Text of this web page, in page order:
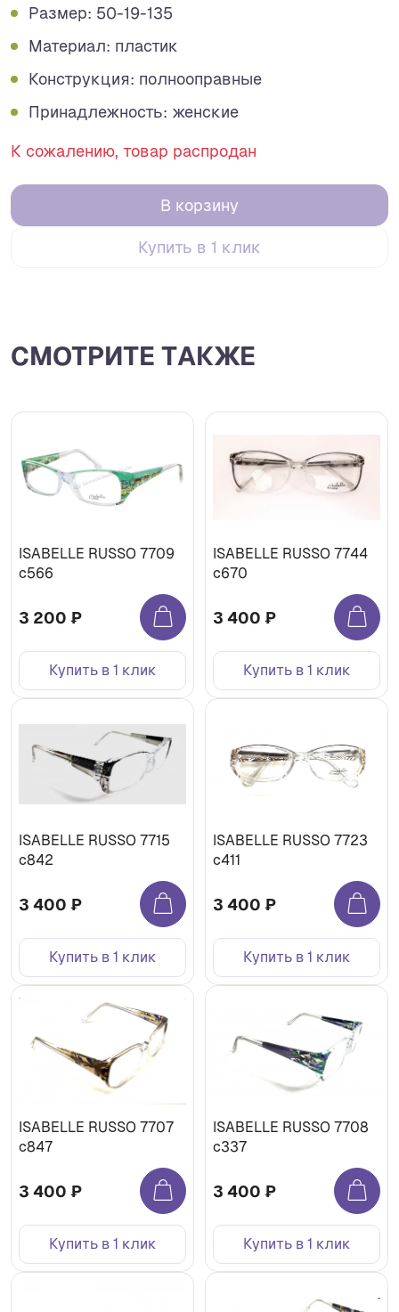
Размер: 50-19-135
Материал: пластик
Конструкция: полнооправные
Принадлежность: женские
К сожалению, товар распродан
В корзину
Купить в 1 клик
СМОТРИТЕ ТАКЖЕ
ISABELLE RUSSO 7709
c566
3 200 ₽
Купить в 1 клик
ISABELLE RUSSO 7744
c670
3 400 ₽
Купить в 1 клик
ISABELLE RUSSO 7715
с842
3 400 ₽
Купить в 1 клик
ISABELLE RUSSO 7723
с411
3 400 ₽
Купить в 1 клик
ISABELLE RUSSO 7707
с847
3 400 ₽
Купить в 1 клик
ISABELLE RUSSO 7708
c337
3 400 ₽
Купить в 1 клик